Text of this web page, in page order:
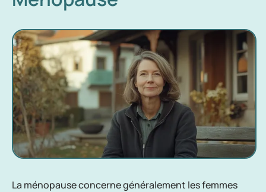
La ménopause concerne généralement les femmes